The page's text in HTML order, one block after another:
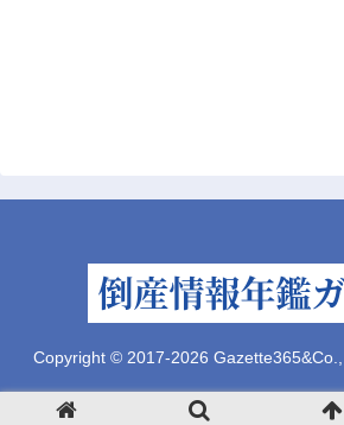
Copyright © 2017-2026